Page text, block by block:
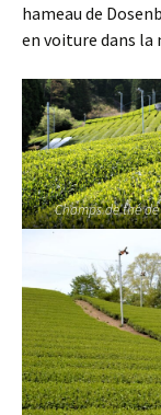
hameau de
en voiture dans la
Champs de thé